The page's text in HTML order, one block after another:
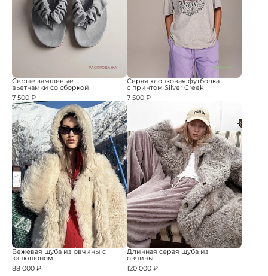
РАСПРОДАЖА
Серые замшевые
вьетнамки со сборкой
7 500 ₽
НОВИНКА
Серая хлопковая футболка
с принтом Silver Creek
7 500 ₽
Бежевая шуба из овчины с
капюшоном
88 000 ₽
Длинная серая шуба из
овчины
120 000 ₽